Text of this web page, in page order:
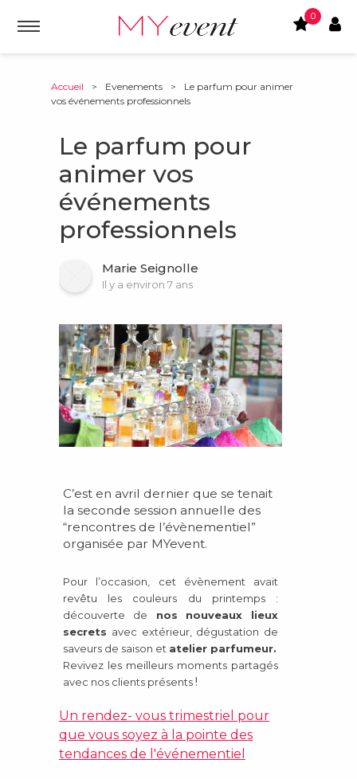
0
Accueil > Evenements >
Le parfum pour animer
vos événements professionnels
Le parfum pour
animer vos
événements
professionnels
Marie Seignolle
Il y a environ 7 ans
C’est en avril dernier que se tenait
la seconde session annuelle des
“rencontres de l’évènementiel”
organisée par MYevent.
Pour l’occasion, cet évènement avait
revêtu les couleurs du printemps :
découverte de
nos nouveaux lieux
secrets avec extérieur, dégustation de
saveurs de saison et atelier parfumeur.
Revivez les meilleurs moments partagés
avec nos clients présents!
Un rendez- vous trimestriel pour
que vous soyez à la pointe des
tendances de l'événementiel